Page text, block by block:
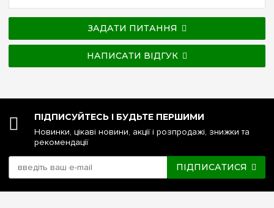
ЗАДАТИ ПИТАННЯ
НАПИСАТИ ВІДГУК
ПІДПИСУЙТЕСЬ І БУДЬТЕ ПЕРШИМИ
Новинки, цікаві новини, акції і розпродажі, знижки та
рекомендації
ПІДПИСАТИСЯ